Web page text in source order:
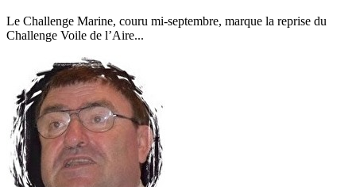
Le Challenge Marine, couru mi-septembre, marque la reprise du
Challenge Voile de l’Aire...